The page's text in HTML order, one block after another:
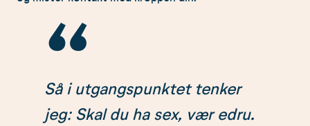
Så i utgangspunktet tenker
jeg: Skal du ha sex, vær edru.